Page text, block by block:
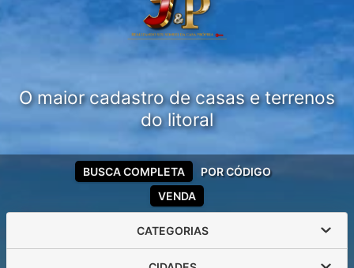
O maior cadastro de casas e terrenos
do litoral
VENDA
BUSCA COMPLETA POR CÓDIGO
CATEGORIAS